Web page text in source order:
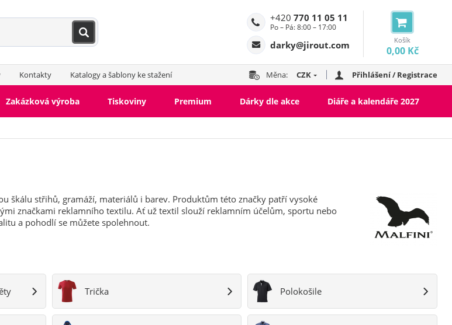
Košík
0,00 Kč
+420 770 11 05 11
Po – Pá: 8:00 – 17:00
darky@jirout.com
Kontakty Katalogy a šablony ke stažení Měna: CZK Přihlášení / Registrace
Zakázková výroba Tiskoviny Premium Dárky dle akce Diáře a kalendáře 2027
škálu střihů, gramáží, materiálů i barev. Produktům této značky patří vysoké
značkami reklamního textilu. Ať už textil slouží reklamním účelům, sportu nebo
a pohodlí se můžete spolehnout.
Trička Polokošile